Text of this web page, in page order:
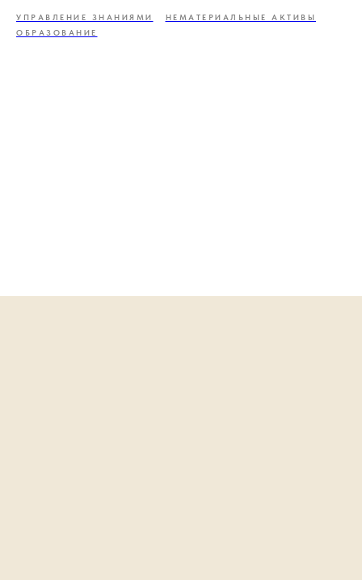
УПРАВЛЕНИЕ ЗНАНИЯМИ
НЕМАТЕРИАЛЬНЫЕ АКТИВЫ
ОБРАЗОВАНИЕ